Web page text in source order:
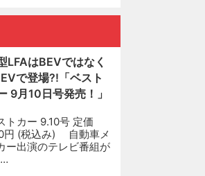
LFAはBEVではなく
で登場?!「ベスト
9月10日号発売！」
トカー 9.10号 定価
円 (税込み) 自動車メ
ー出演のテレビ番組が